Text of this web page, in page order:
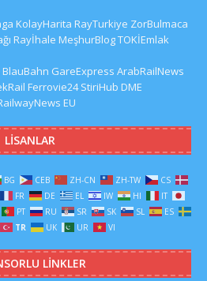
KolayHarita RayTurkiye ZorBulmaca
Rayİhale MeşhurBlogTOKİEmlak
BlauBahn GareExpress ArabRailNews
Ferrovie24 StiriHub DME
EU
LISANLAR
BG CEB ZH-CN ZH-TW
CS
FR DE EL IW HI
IT
PT RU SR SK SL
ES
TR UK UR VI
LINKLER